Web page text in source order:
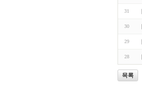
31
30
29
28
목록